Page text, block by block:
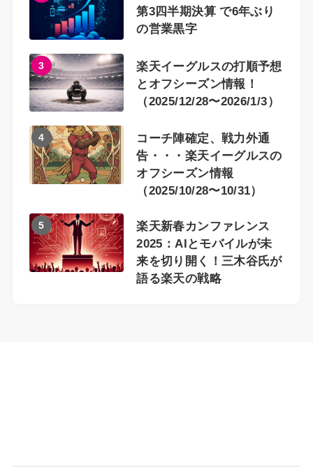
第3四半期決算 で6年ぶり
の営業黒字
3
楽天イーグルスの打順予想
とオフシーズン情報！
（2025/12/28〜2026/1/3）
4
コーチ陣確定、戦力外通
告・・・楽天イーグルスの
オフシーズン情報
（2025/10/28〜10/31）
5
楽天新春カンファレンス
2025：AIとモバイルが未
来を切り開く！三木谷氏が
語る楽天の戦略